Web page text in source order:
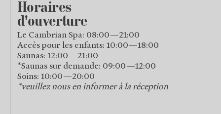
Horaires
d'ouverture
Le Cambrian Spa: 08:00—21:00
Accès pour les enfants: 10:00—18:00
Saunas: 12:00—21:00
*Saunas sur demande: 09:00—12:00
Soins: 10:00—20:00
*veuillez nous en informer à la réception